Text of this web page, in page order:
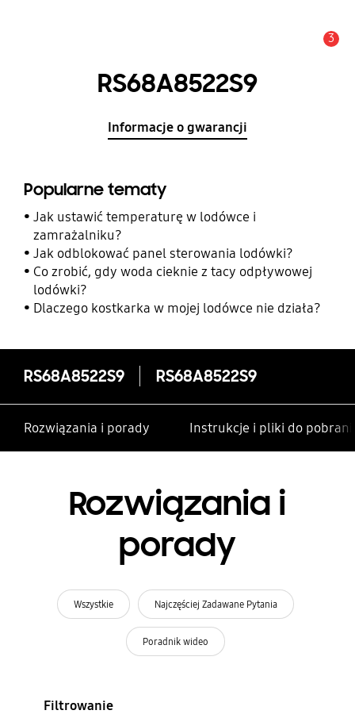
3
RS68A8522S9
Informacje o gwarancji
Popularne tematy
Jak ustawić temperaturę w lodówce i
zamrażalniku?
Jak odblokować panel sterowania lodówki?
Co zrobić, gdy woda cieknie z tacy odpływowej
lodówki?
Dlaczego kostkarka w mojej lodówce nie działa?
RS68A8522S9 RS68A8522S9
Rozwiązania i porady Instrukcje i pliki do
Rozwiązania i
porady
Wszystkie Najczęściej Zadawane Pytania
Poradnik wideo
Filtrowanie